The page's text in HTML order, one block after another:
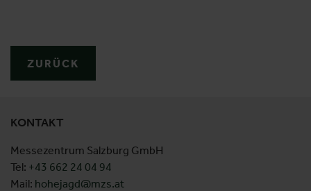
ZURÜCK
KONTAKT
Messezentrum Salzburg GmbH
Tel: +43 662 24 04 94
Mail: hohejagd@mzs.at